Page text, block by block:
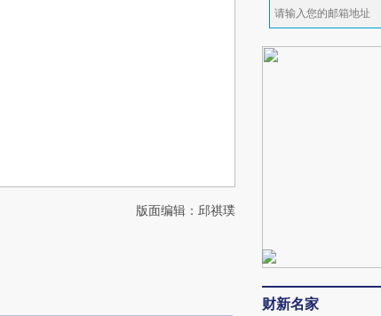
版面编辑：邱祺璞
财新名家